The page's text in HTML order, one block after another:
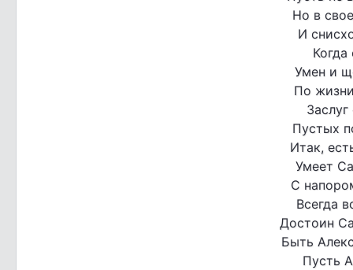
Но в
И
Умен и
По
Пустых
Итак,
Умеет
С
Всегда
Достоин
Быть
Пусть